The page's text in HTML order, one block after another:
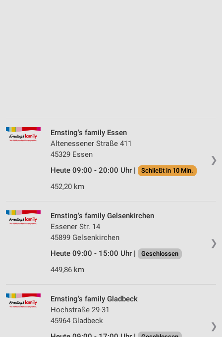
❯
Ernsting's family Essen
Altenessener Straße 411
45329 Essen
Heute 09:00 - 20:00 Uhr |
Schließt in 10 Min.
452,20 km
❯
Ernsting's family Gelsenkirchen
Essener Str. 14
45899 Gelsenkirchen
Heute 09:00 - 15:00 Uhr |
Geschlossen
449,86 km
❯
Ernsting's family Gladbeck
Hochstraße 29-31
45964 Gladbeck